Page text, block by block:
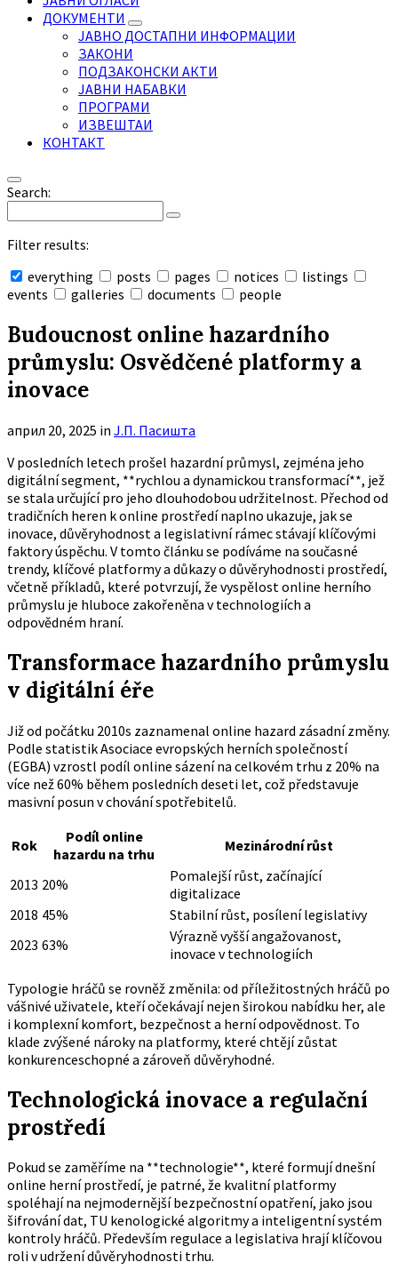
ДОКУМЕНТИ
ЈАВНО ДОСТАПНИ ИНФОРМАЦИИ
ЗАКОНИ
ПОДЗАКОНСКИ АКТИ
ЈАВНИ НАБАВКИ
ПРОГРАМИ
ИЗВЕШТАИ
КОНТАКТ
Search:
Filter results:
everything
posts pages notices
listings
events
galleries documents people
search
Budoucnost online hazardního
průmyslu: Osvědčené platformy a
inovace
април 20, 2025 in Ј.П. Пасишта
V posledních letech prošel hazardní průmysl, zejména jeho
digitální segment, **rychlou a dynamickou transformací**, jež
se stala určující pro jeho dlouhodobou udržitelnost. Přechod od
tradičních heren k online prostředí naplno ukazuje, jak se
inovace, důvěryhodnost a legislativní rámec stávají klíčovými
faktory úspěchu. V tomto článku se podíváme na současné
trendy, klíčové platformy a důkazy o důvěryhodnosti prostředí,
včetně příkladů, které potvrzují, že vyspělost online herního
průmyslu je hluboce zakořeněna v technologiích a
odpovědném hraní.
Transformace hazardního průmyslu
v digitální éře
Již od počátku 2010s zaznamenal online hazard zásadní změny.
Podle statistik Asociace evropských herních společností
(EGBA) vzrostl podíl online sázení na celkovém trhu z 20% na
více než60% během posledních deseti let, což představuje
masivní posun v chování spotřebitelů.
Rok
Podíl online
hazardu na trhu
Mezinárodní růst
2013 20%
Pomalejší růst, začínající
digitalizace
2018 45%
Stabilní růst, posílení legislativy
2023 63%
Výrazně vyšší angažovanost,
inovace v technologiích
Typologie hráčů se rovněž změnila: od příležitostných hráčů po
vášnivé uživatele, kteří očekávají nejen širokou nabídku her, ale
i komplexní komfort, bezpečnost a herní odpovědnost. To
klade zvýšené nároky na platformy, které chtějí zůstat
konkurenceschopné a zároveň důvěryhodné.
Technologická inovace a regulační
prostředí
Pokud se zaměříme na **technologie**, které formují dnešní
online herní prostředí, je patrné, že kvalitní platformy
spoléhají na nejmodernější bezpečnostní opatření, jako jsou
šifrování dat, TU kenologické algoritmy a inteligentní systém
kontroly hráčů. Především regulace a legislativa hrají klíčovou
roli v udržení důvěryhodnosti trhu.